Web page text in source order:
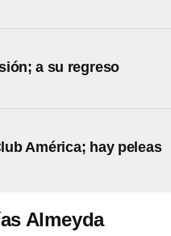
a su regreso
América; hay peleas
Almeyda